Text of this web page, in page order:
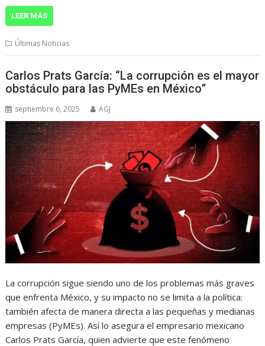
LEER MÁS
Últimas Noticias
Carlos Prats García: “La corrupción es el mayor
obstáculo para las PyMEs en México”
septiembre 6, 2025 AGJ
La corrupción sigue siendo uno de los problemas más graves
que enfrenta México, y su impacto no se limita a la política:
también afecta de manera directa a las pequeñas y medianas
empresas (PyMEs). Así lo asegura el empresario mexicano
Carlos Prats García, quien advierte que este fenómeno